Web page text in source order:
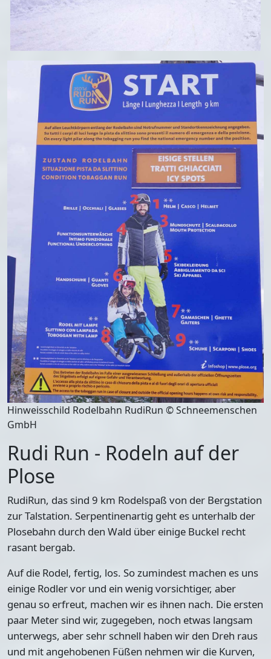
Hinweisschild Rodelbahn RudiRun © Schneemenschen
GmbH
Rudi Run - Rodeln auf der
Plose
RudiRun, das sind 9 km Rodelspaß von der Bergstation
zur Talstation. Serpentinenartig geht es unterhalb der
Plosebahn durch den Wald über einige Buckel recht
rasant bergab.
Auf die Rodel, fertig, los. So zumindest machen es uns
einige Rodler vor und ein wenig vorsichtiger, aber
genau so erfreut, machen wir es ihnen nach. Die ersten
paar Meter sind wir, zugegeben, noch etwas langsam
unterwegs, aber sehr schnell haben wir den Dreh raus
und mit angehobenen Füßen nehmen wir die Kurven,